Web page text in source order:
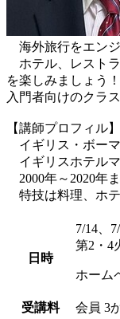
海外旅行をエンジ
ホテル、レストラ
を楽しみましょう！
入門者向けのクラス
【講師プロフィル】
イギリス・ボーマ
イギリスホテルマ
2000年～2020年
特技は料理、ホテ
日時
7/14、
第2・4
ホーム
受講料 会員 3